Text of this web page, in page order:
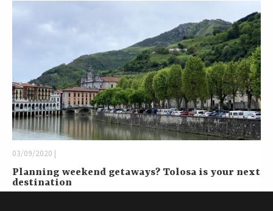
03/09/2020 |
Planning weekend getaways? Tolosa is your next
destination